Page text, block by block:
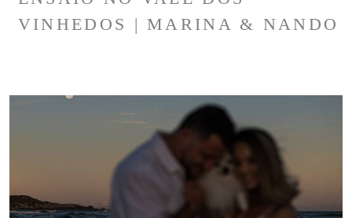
VINHEDOS | MARINA & NANDO